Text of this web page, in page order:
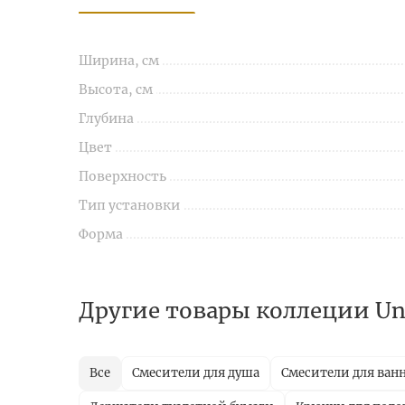
Ширина, см
Высота, см
Глубина
Цвет
Поверхность
Тип установки
Форма
Другие товары коллеции
Все Смесители для душа Смесители для